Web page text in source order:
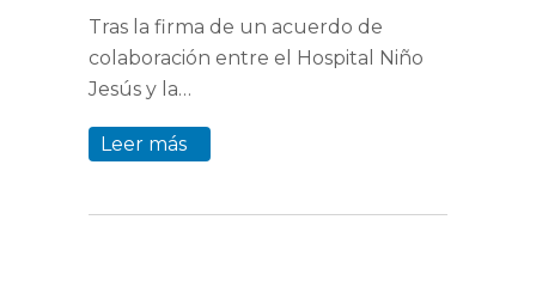
Tras la firma de un acuerdo de
colaboración entre el Hospital Niño
Jesús y la…
Leer más